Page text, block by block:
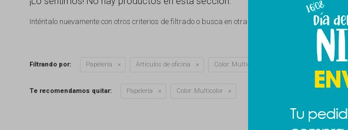
Inténtalo nuevamente con otros criterios de filtrado o busca en otras secciones de nuestro
Filtrando por: Papelería Artículos de oficina Color: Multicolor Quitar filtros
Te recomendamos quitar: Papelería Color: Multicolor